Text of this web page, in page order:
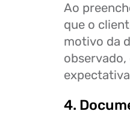
Ao
que o
motivo da
observado,
4.